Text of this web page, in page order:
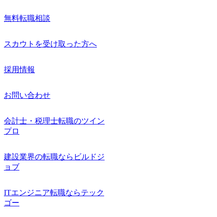
無料転職相談
スカウトを受け取った方へ
採用情報
お問い合わせ
会計士・税理士転職のツイン
プロ
建設業界の転職ならビルドジ
ョブ
ITエンジニア転職ならテック
ゴー